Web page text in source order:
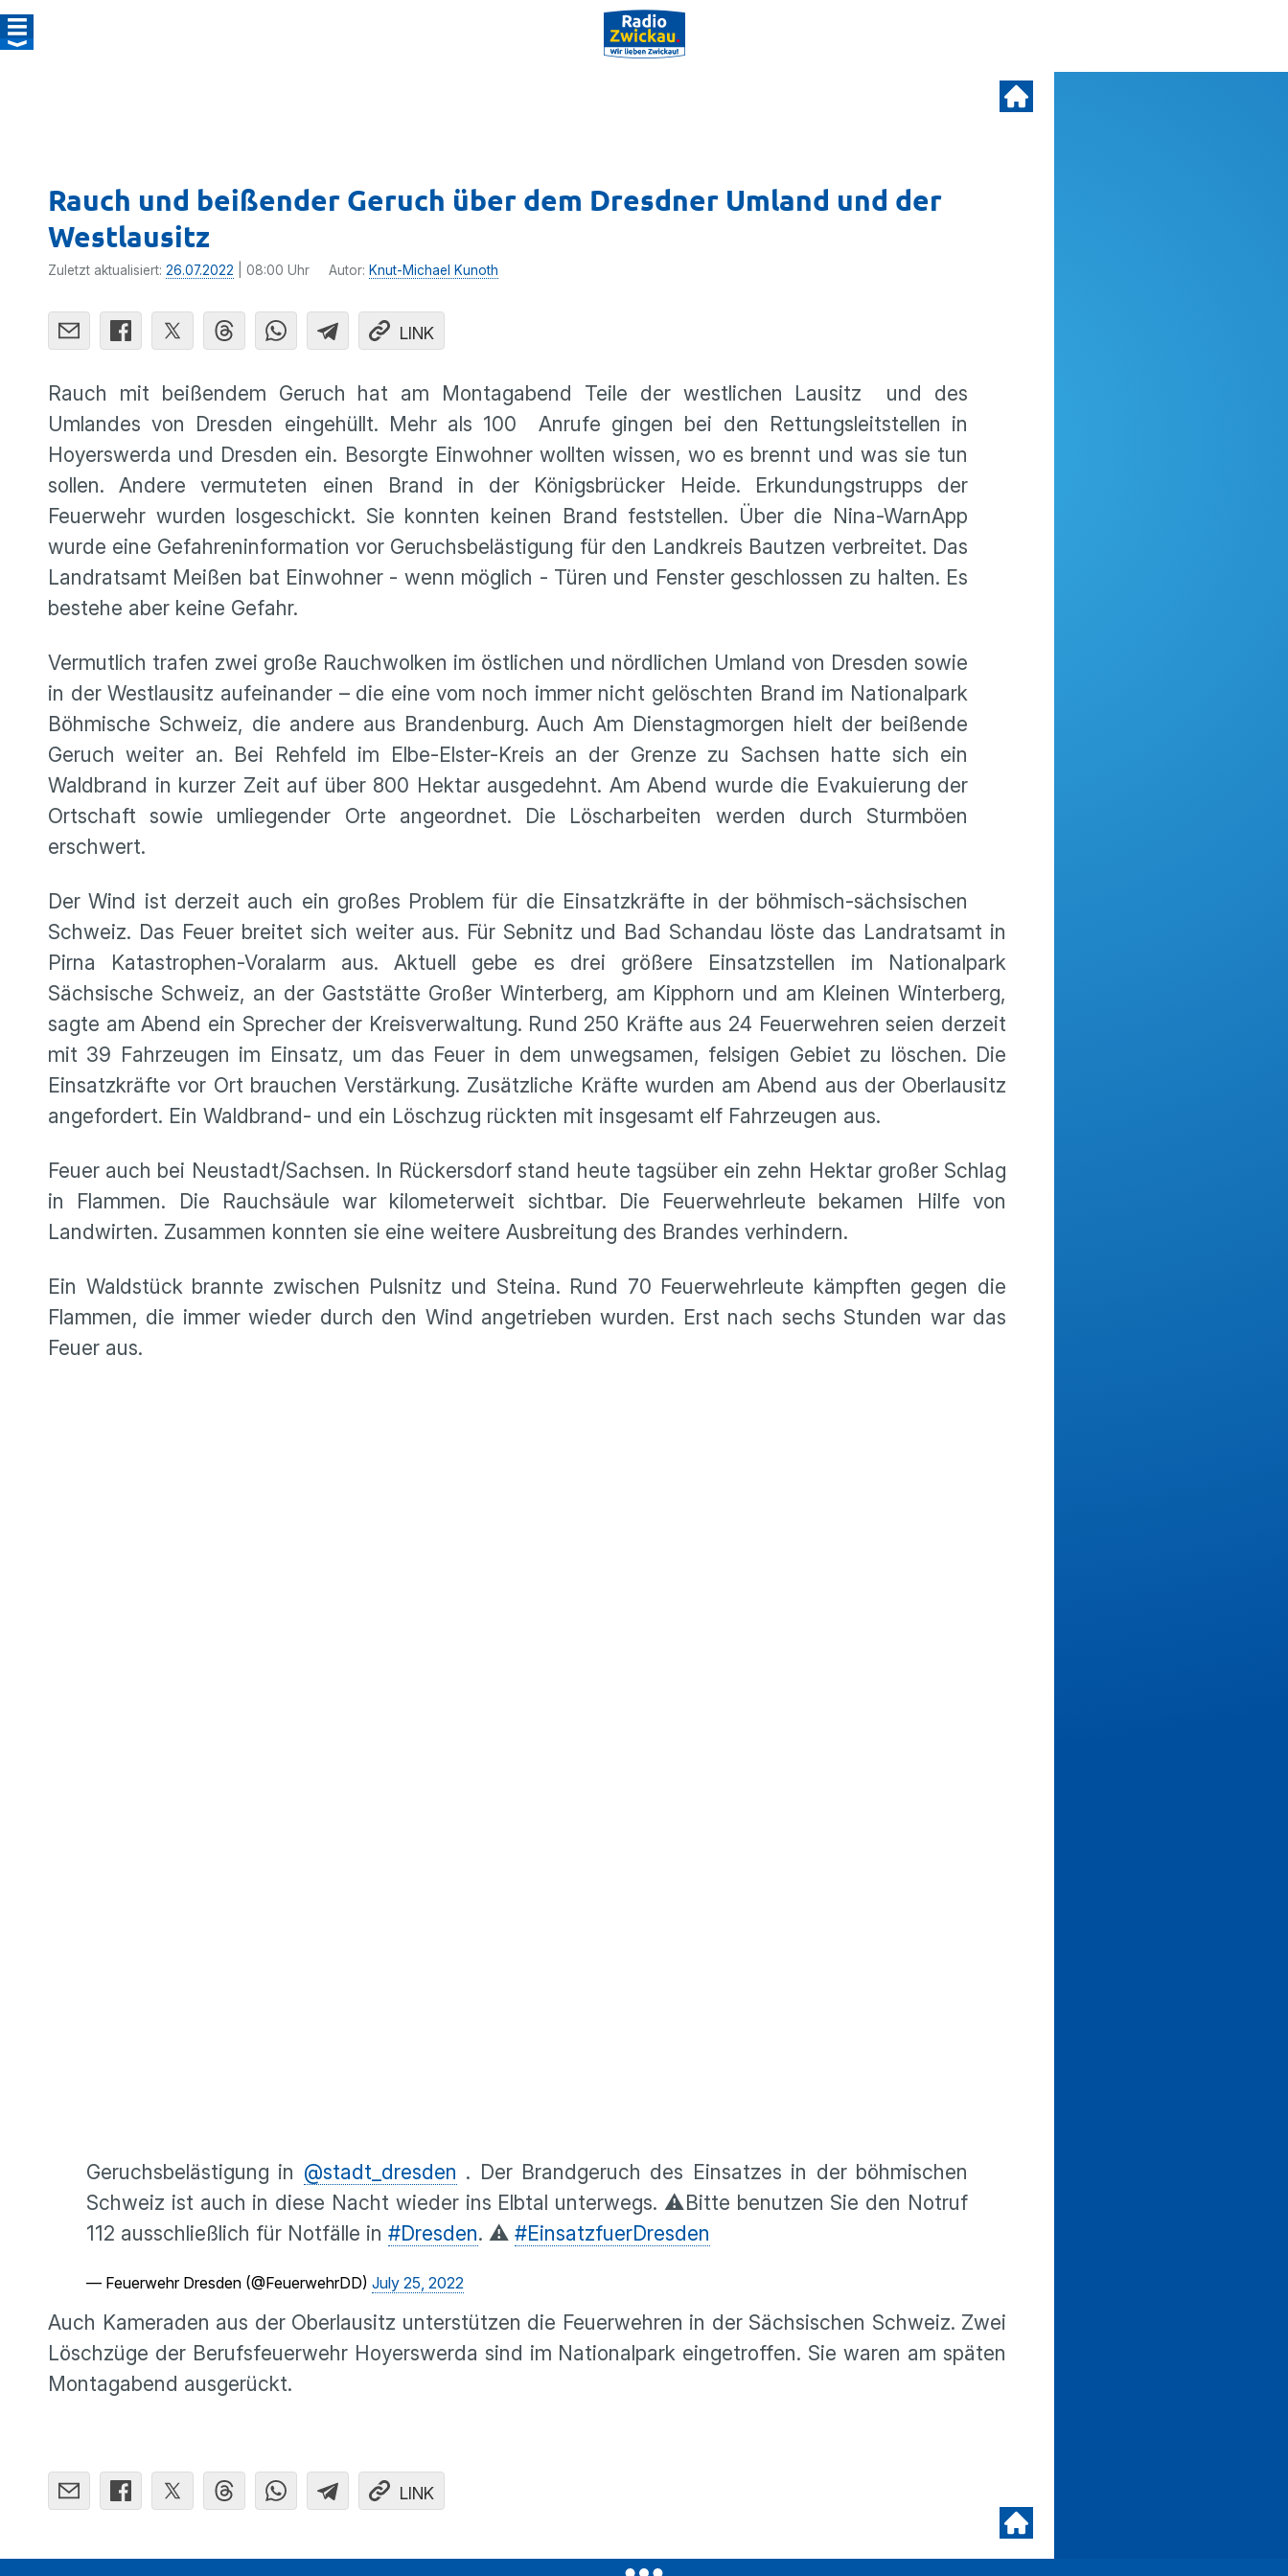
Rauch und beißender Geruch über dem Dresdner Umland und der
Westlausitz
Zuletzt aktualisiert: 26.07.2022 | 08:00 Uhr Autor: Knut-Michael Kunoth
LINK
Rauch mit beißendem Geruch hat am Montagabend Teile der westlichen Lausitz und des
Umlandes von Dresden eingehüllt. Mehr als 100 Anrufe gingen bei den Rettungsleitstellen in
Hoyerswerda und Dresden ein. Besorgte Einwohner wollten wissen, wo es brennt und was sie tun
sollen. Andere vermuteten einen Brand in der Königsbrücker Heide. Erkundungstrupps der
Feuerwehr wurden losgeschickt. Sie konnten keinen Brand feststellen. Über die Nina-WarnApp
wurde eine Gefahreninformation vor Geruchsbelästigung für den Landkreis Bautzen verbreitet. Das
Landratsamt Meißen bat Einwohner - wenn möglich - Türen und Fenster geschlossen zu halten. Es
bestehe aber keine Gefahr.
Vermutlich trafen zwei große Rauchwolken im östlichen und nördlichen Umland von Dresden sowie
in der Westlausitz aufeinander – die eine vom noch immer nicht gelöschten Brand im Nationalpark
Böhmische Schweiz, die andere aus Brandenburg. Auch Am Dienstagmorgen hielt der beißende
Geruch weiter an. Bei Rehfeld im Elbe-Elster-Kreis an der Grenze zu Sachsen hatte sich ein
Waldbrand in kurzer Zeit auf über 800 Hektar ausgedehnt. Am Abend wurde die Evakuierung der
Ortschaft sowie umliegender Orte angeordnet. Die Löscharbeiten werden durch Sturmböen
erschwert.
Der Wind ist derzeit auch ein großes Problem für die Einsatzkräfte in der böhmisch-sächsischen
Schweiz. Das Feuer breitet sich weiter aus. Für Sebnitz und Bad Schandau löste das Landratsamt in
Pirna Katastrophen-Voralarm aus. Aktuell gebe es drei größere Einsatzstellen im Nationalpark
Sächsische Schweiz, an der Gaststätte Großer Winterberg, am Kipphorn und am Kleinen Winterberg,
sagte am Abend ein Sprecher der Kreisverwaltung. Rund 250 Kräfte aus 24 Feuerwehren seien derzeit
mit 39 Fahrzeugen im Einsatz, um das Feuer in dem unwegsamen, felsigen Gebiet zu löschen. Die
Einsatzkräfte vor Ort brauchen Verstärkung. Zusätzliche Kräfte wurden am Abend aus der Oberlausitz
angefordert. Ein Waldbrand- und ein Löschzug rückten mit insgesamt elf Fahrzeugen aus.
Feuer auch bei Neustadt/Sachsen. In Rückersdorf stand heute tagsüber ein zehn Hektar großer Schlag
in Flammen. Die Rauchsäule war kilometerweit sichtbar. Die Feuerwehrleute bekamen Hilfe von
Landwirten. Zusammen konnten sie eine weitere Ausbreitung des Brandes verhindern.
Ein Waldstück brannte zwischen Pulsnitz und Steina. Rund 70 Feuerwehrleute kämpften gegen die
Flammen, die immer wieder durch den Wind angetrieben wurden. Erst nach sechs Stunden war das
Feuer aus.
Geruchsbelästigung in @stadt_dresden . Der Brandgeruch des Einsatzes in der böhmischen
Schweiz ist auch in diese Nacht wieder ins Elbtal unterwegs. ⚠️Bitte benutzen Sie den Notruf
112 ausschließlich für Notfälle in #Dresden. ⚠️ #EinsatzfuerDresden
— Feuerwehr Dresden (@FeuerwehrDD) July 25, 2022
Auch Kameraden aus der Oberlausitz unterstützen die Feuerwehren in der Sächsischen Schweiz. Zwei
Löschzüge der Berufsfeuerwehr Hoyerswerda sind im Nationalpark eingetroffen. Sie waren am späten
Montagabend ausgerückt.
LINK